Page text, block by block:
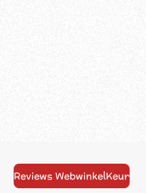
Reviews WebwinkelKeur